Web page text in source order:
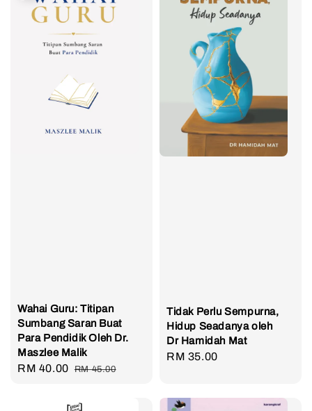
Wahai Guru: Titipan
Sumbang Saran Buat
Para Pendidik Oleh Dr.
Maszlee Malik
Sale
RM 40.00 Regular
RM 45.00
Tidak Perlu Sempurna,
Hidup Seadanya oleh
Dr Hamidah Mat
Regular
RM 35.00